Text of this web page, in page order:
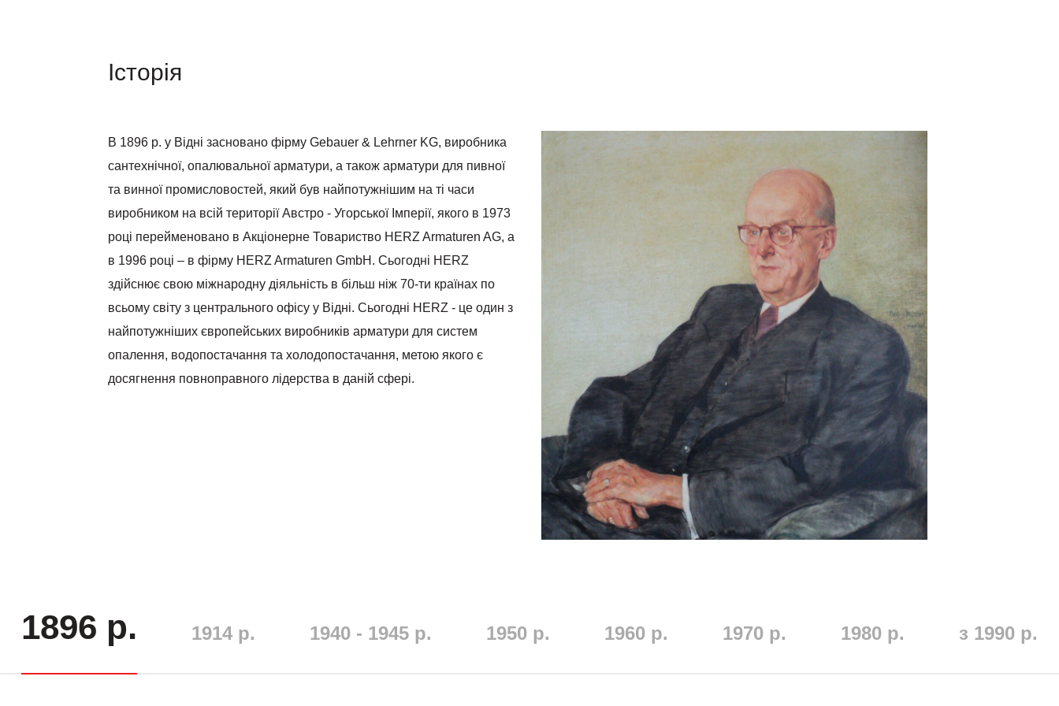
Історія
В 1896 р. у Відні засновано фірму Gebauer & Lehrner KG, виробника
сантехнічної, опалювальної арматури, а також арматури для пивної
та винної промисловостей, який був найпотужнішим на ті часи
виробником на всій території Австро - Угорської Імперії, якого в 1973
році перейменовано в Акціонерне Товариство HERZ Armaturen AG, а
в 1996 році – в фірму HERZ Armaturen GmbH. Сьогодні HERZ
здійснює свою міжнародну діяльність в більш ніж 70-ти країнах по
всьому світу з центрального офісу у Відні. Сьогодні HERZ - це один з
найпотужніших європейських виробників арматури для систем
опалення, водопостачання та холодопостачання, метою якого є
досягнення повноправного лідерства в даній сфері.
1896 р. 1914 р. 1940 - 1945 р. 1950 р. 1960 р. 1970 р. 1980 р. з 1990 р.